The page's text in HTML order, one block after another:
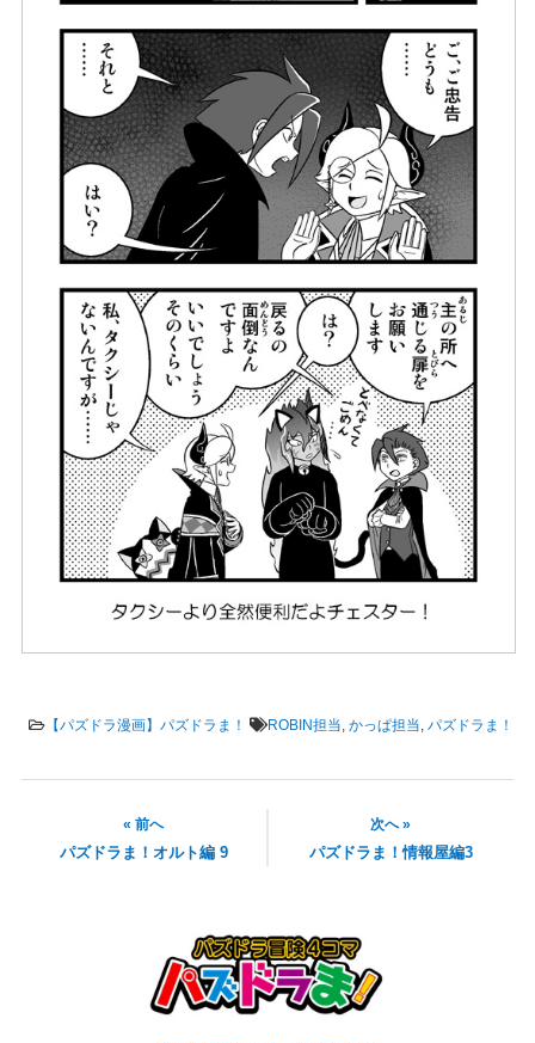
【パズドラ漫画】パズドラま！ ROBIN担当,かっぱ担当,パズドラま！
« 前へ
パズドラま！オルト編 9
次へ »
パズドラま！情報屋編3